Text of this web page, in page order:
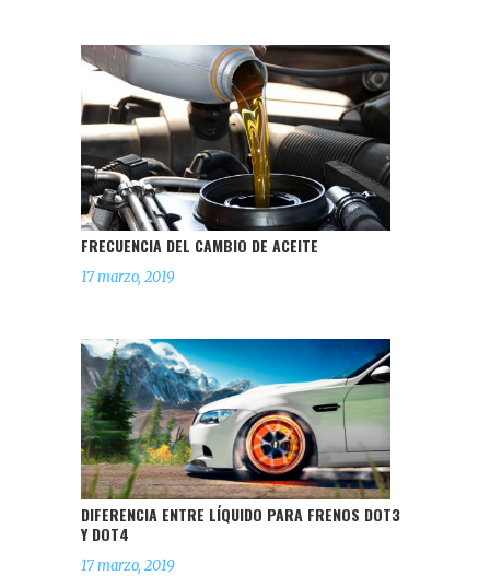
FRECUENCIA DEL CAMBIO DE ACEITE
17 marzo, 2019
DIFERENCIA ENTRE LÍQUIDO PARA FRENOS DOT3
Y DOT4
17 marzo, 2019